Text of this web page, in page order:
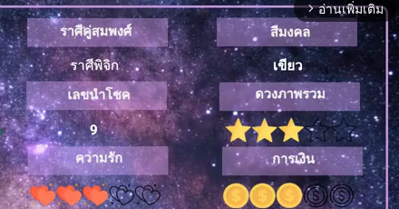
arrow_forward_ios อ่านเพิ่มเติม